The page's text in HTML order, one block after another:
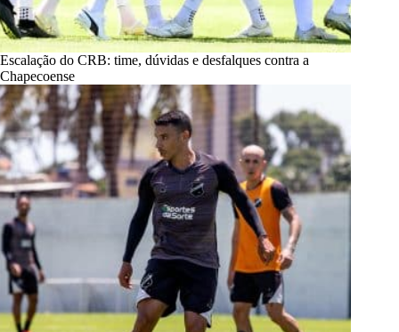
Escalação do CRB: time, dúvidas e desfalques contra a
Chapecoense